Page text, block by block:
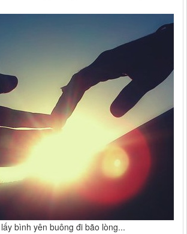
bình yên buông đi bão lòng...